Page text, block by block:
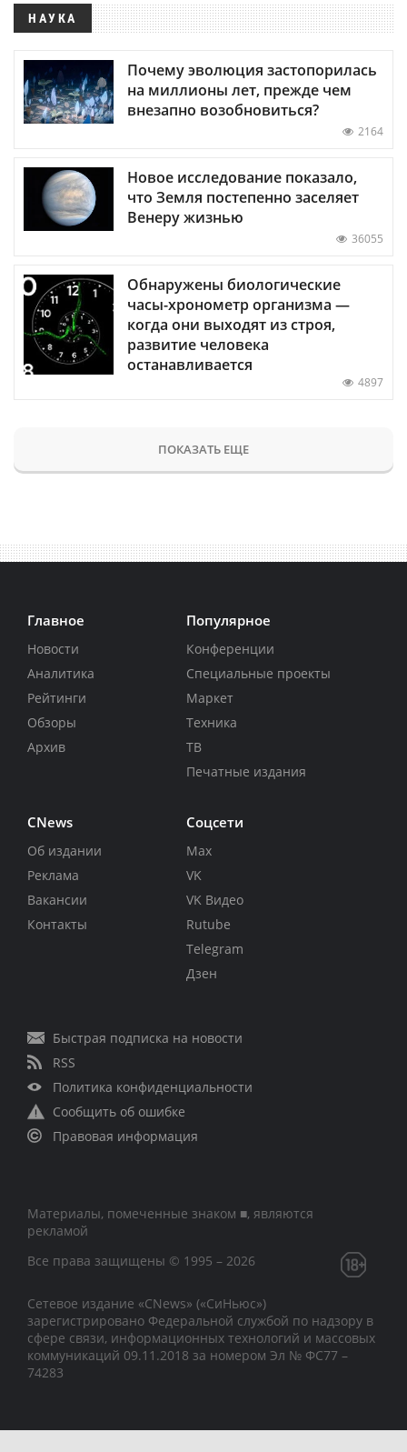
НАУКА
Почему эволюция застопорилась
на миллионы лет, прежде чем
внезапно возобновиться?
2164
Новое исследование показало,
что Земля постепенно заселяет
Венеру жизнью
36055
Обнаружены биологические
часы-хронометр организма —
когда они выходят из строя,
развитие человека
останавливается
4897
ПОКАЗАТЬ ЕЩЕ
Главное
Новости
Аналитика
Рейтинги
Обзоры
Архив
Популярное
Конференции
Специальные проекты
Маркет
Техника
ТВ
Печатные издания
CNews
Об издании
Реклама
Вакансии
Контакты
Соцсети
Max
VK
VK Видео
Rutube
Telegram
Дзен
Быстрая подписка на новости
RSS
Политика конфиденциальности
Сообщить об ошибке
Правовая информация
Материалы, помеченные знаком ■, являются
рекламой
Все права защищены © 1995 – 2026
Сетевое издание «CNews» («СиНьюс»)
зарегистрировано Федеральной службой по надзору в
сфере связи, информационных технологий и массовых
коммуникаций 09.11.2018 за номером Эл № ФС77 –
74283